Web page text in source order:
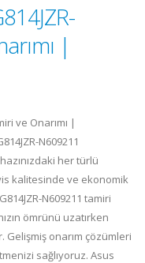
|
ve Onarımı |
N609211
her türlü
kalitesinde ve ekonomik
N609211 tamiri
ömrünü uzatırken
Gelişmiş onarım çözümleri
sağlıyoruz. Asus